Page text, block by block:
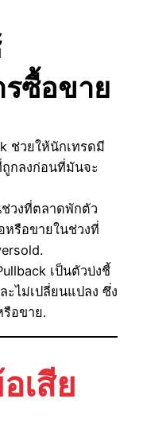
ซื้อขาย
ช่วยให้นักเทรดมี
กลงก่อนที่มันจะ
ช่วงที่ตลาดพักตัว
หรือขายในช่วงที่
เป็นตัวบ่งชี้
ะไม่เปลี่ยนแปลง ซึ่ง
รือขาย.
เสีย